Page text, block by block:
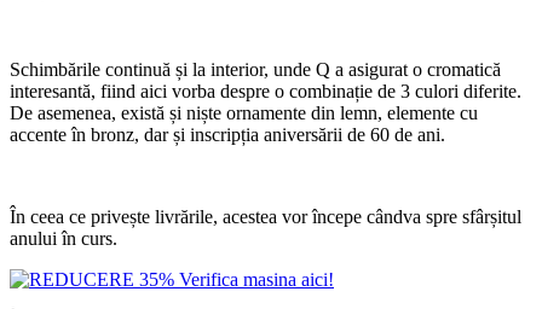
Schimbările continuă și la interior, unde Q a asigurat o cromatică
interesantă, fiind aici vorba despre o combinație de 3 culori diferite.
De asemenea, există și niște ornamente din lemn, elemente cu
accente în bronz, dar și inscripția aniversării de 60 de ani.
În ceea ce privește livrările, acestea vor începe cândva spre sfârșitul
anului în curs.